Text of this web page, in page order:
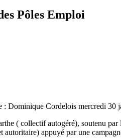
Pôles Emploi
: Dominique Cordelois mercredi 30
( collectif autogéré), soutenu
autoritaire) appuyé par une